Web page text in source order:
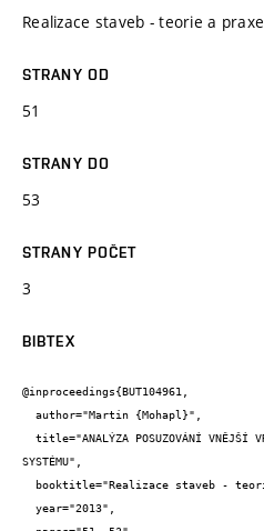
Realizace staveb - teorie a praxe
STRANY OD
51
STRANY DO
53
STRANY POČET
3
BIBTEX
@inproceedings{BUT104961,
SYSTÉMU",